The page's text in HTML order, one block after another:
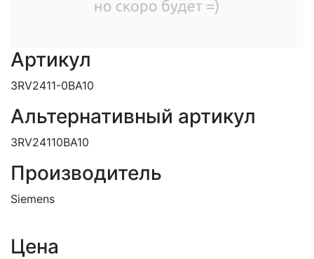
Артикул
3RV2411-0BA10
Альтернативный артикул
3RV24110BA10
Производитель
Siemens
Цена